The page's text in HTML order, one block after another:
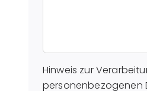
Hinweis zur
personenbezogenen